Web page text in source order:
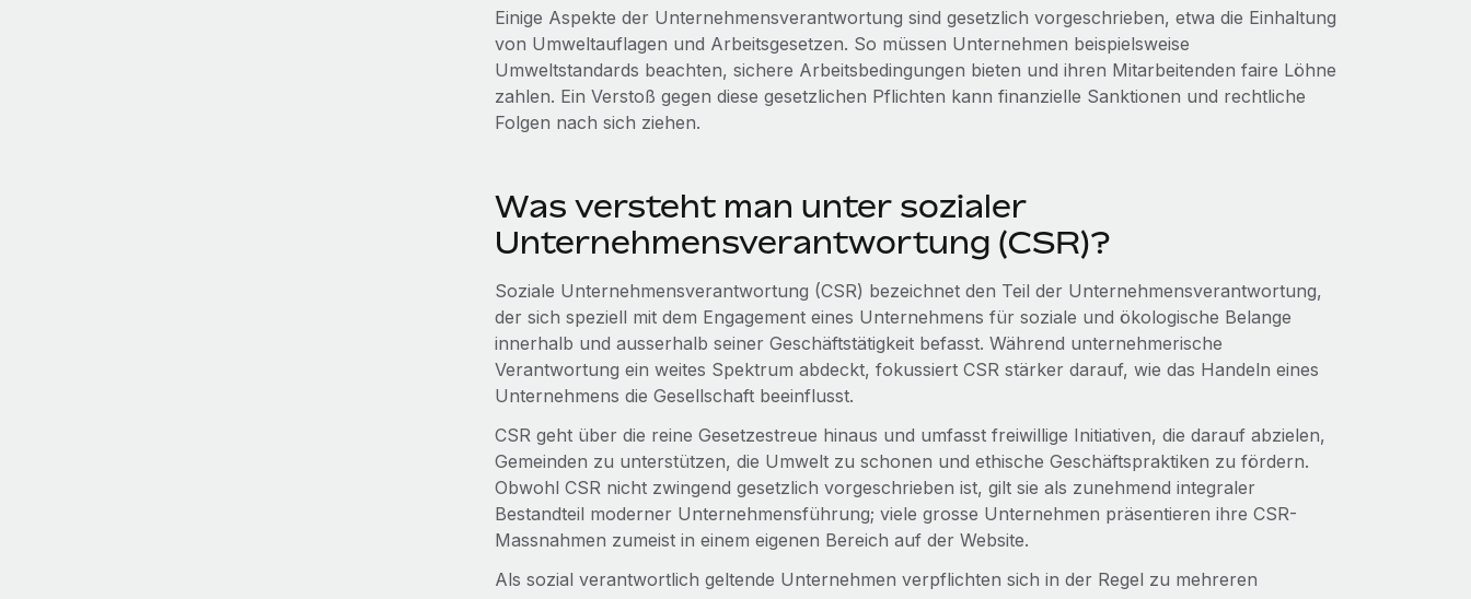
Einige Aspekte der Unternehmensverantwortung sind gesetzlich vorgeschrieben, etwa die Einhaltung
von Umweltauflagen und Arbeitsgesetzen. So müssen Unternehmen beispielsweise
Umweltstandards beachten, sichere Arbeitsbedingungen bieten und ihren Mitarbeitenden faire Löhne
zahlen. Ein Verstoß gegen diese gesetzlichen Pflichten kann finanzielle Sanktionen und rechtliche
Folgen nach sich ziehen.
Was versteht man unter sozialer
Unternehmensverantwortung (CSR)?
Soziale Unternehmensverantwortung (CSR) bezeichnet den Teil der Unternehmensverantwortung,
der sich speziell mit dem Engagement eines Unternehmens für soziale und ökologische Belange
innerhalb und ausserhalb seiner Geschäftstätigkeit befasst. Während unternehmerische
Verantwortung ein weites Spektrum abdeckt, fokussiert CSR stärker darauf, wie das Handeln eines
Unternehmens die Gesellschaft beeinflusst.
CSR geht über die reine Gesetzestreue hinaus und umfasst freiwillige Initiativen, die darauf abzielen,
Gemeinden zu unterstützen, die Umwelt zu schonen und ethische Geschäftspraktiken zu fördern.
Obwohl CSR nicht zwingend gesetzlich vorgeschrieben ist, gilt sie als zunehmend integraler
Bestandteil moderner Unternehmensführung; viele grosse Unternehmen präsentieren ihre CSR-
Massnahmen zumeist in einem eigenen Bereich auf der Website.
Als sozial verantwortlich geltende Unternehmen verpflichten sich in der Regel zu mehreren